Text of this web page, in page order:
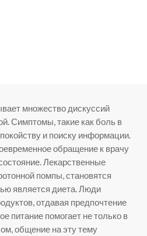
множество дискуссий
Симптомы, такие как боль в
и поиску информации.
обращение к врачу
Лекарственные
помпы, становятся
является диета. Люди
отдавая предпочтение
питание помогает не только в
общение на эту тему